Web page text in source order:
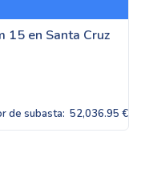
15 en Santa Cruz
de subasta: 52,036.95 €